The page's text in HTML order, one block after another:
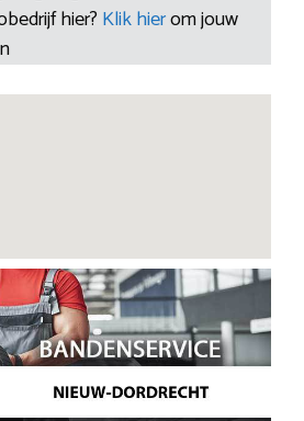
hier? Klik hierom jouw